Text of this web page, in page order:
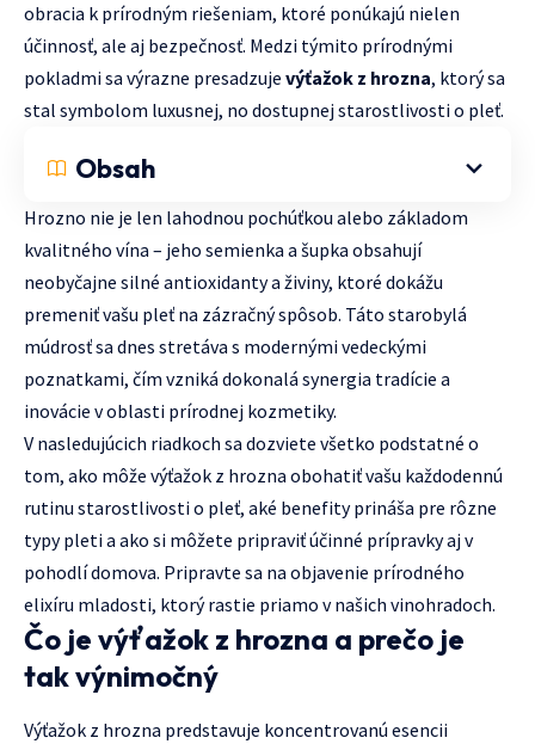
obracia k prírodným riešeniam, ktoré ponúkajú nielen
účinnosť, ale aj bezpečnosť. Medzi týmito prírodnými
pokladmi sa výrazne presadzuje výťažok z hrozna, ktorý sa
stal symbolom luxusnej, no dostupnej starostlivosti o pleť.
Obsah
Hrozno nie je len lahodnou pochúťkou alebo základom
kvalitného vína – jeho semienka a šupka obsahují
neobyčajne silné antioxidanty a živiny, ktoré dokážu
premeniť vašu pleť na zázračný spôsob. Táto starobylá
múdrosť sa dnes stretáva s modernými vedeckými
poznatkami, čím vzniká dokonalá synergia tradície a
inovácie v oblasti prírodnej kozmetiky.
V nasledujúcich riadkoch sa dozviete všetko podstatné o
tom, ako môže výťažok z hrozna obohatiť vašu každodennú
rutinu starostlivosti o pleť, aké benefity prináša pre rôzne
typy pleti a ako si môžete pripraviť účinné prípravky aj v
pohodlí domova. Pripravte sa na objavenie prírodného
elixíru mladosti, ktorý rastie priamo v našich vinohradoch.
Čo je výťažok z hrozna a prečo je
tak výnimočný
Výťažok z hrozna predstavuje koncentrovanú esencii